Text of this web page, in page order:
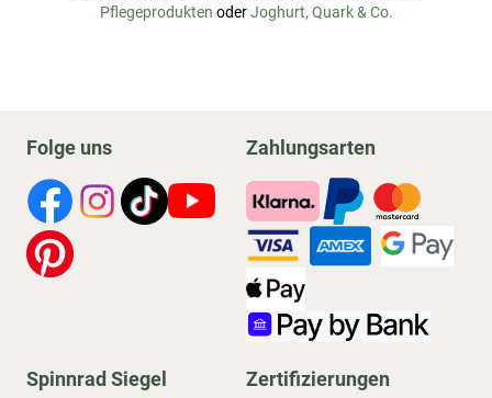
Pflegeprodukten oderJoghurt, Quark & Co.
Folge uns Zahlungsarten
Spinnrad Siegel Zertifizierungen